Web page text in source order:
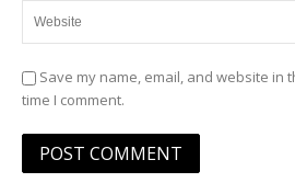
Save my name, email, and website in
time I comment.